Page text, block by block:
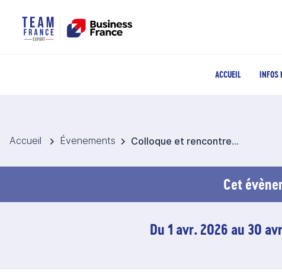
ACCUEIL INFOS
Accueil Évenements Colloque et rencontres d'affaires @ ASIA STARTUP SUMMIT 2026 - Singapour
Cet
Du 1 avr. 2026 au 30